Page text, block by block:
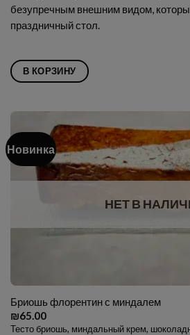
безупречным внешним видом,
праздничный стол.
В КОРЗИНУ
Новинка
НЕТ В
Бриошь флорентин с миндалем
₪65.00
Тесто бриошь, миндальный крем,